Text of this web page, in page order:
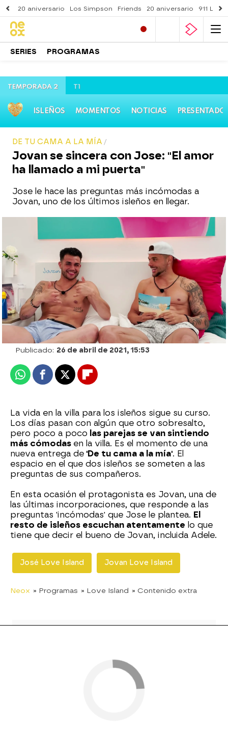
20 aniversario Los Simpson Friends 20 aniversario 911
SERIES PROGRAMAS
TEMPORADA 2 T1
ISLEÑOS MOMENTOS NOTICIAS
DE TU CAMA A LA MÍA
Jovan se sincera con Jose: "El amor
ha llamado a mi puerta"
Jose le hace las preguntas más incómodas a
Jovan, uno de los últimos isleños en llegar.
Descárgate aquí la app oficial de Love
Island
neox
Madrid
Publicado: 26 de abril de 2021, 15:53
WhatsappFacebook
X Flipboard
La vida en la villa para los isleños sigue su curso.
Los días pasan con algún que otro sobresalto,
pero poco a poco las parejas se van sintiendo
más cómodas en la villa. Es el momento de una
nueva entrega de 'De tu cama a la mía'. El
espacio en el que dos isleños se someten a las
preguntas de sus compañeros.
En esta ocasión el protagonista es Jovan, una de
las últimas incorporaciones, que responde a las
preguntas 'incómodas' que Jose le plantea. El
resto de isleños escuchan atentamente lo que
tiene que decir el bueno de Jovan, incluida Adele.
José Love Island Jovan Love Island
Neox » Programas » Love Island » Contenido extra